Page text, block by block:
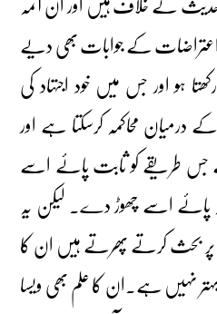
کے جوابات بھی دیے
ہو اور جس میں خود اجتہاد کی
درمیان محاکمہ کرسکتا ہے اور
طریقے کو ثابت پائے اسے
پائے اسے چھوڑ دے۔ لیکن یہ
بحث کرتے پھرتے ہیں ان کا
نہیں ہے۔ان کا علم بھی ویسا